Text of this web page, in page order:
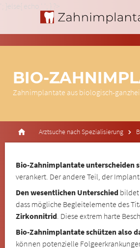
'; }else{ echo '
'; } ?>
BIO-
Zahnimplantate aus biologisch-
Arztsuche nach Spezialisierung
Bio-Zahnimplantate unterscheiden
verankert. Der andere Teil, der
Den wesentlichen Unterschied bildet
dass mögliche Begleitelemente des
Zirkonnitrid . Diese extrem harte
Bio-Zahnimplantate schützen also
können potenzielle